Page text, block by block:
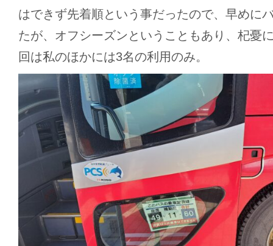
はできず先着順という事だったので、早めに
たが、オフシーズンということもあり、杞憂
回は私のほかには3名の利用のみ。